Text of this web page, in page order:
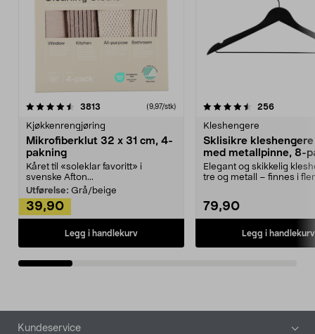
3813 anmeldelser(9,97/stk)
Kjøkkenrengjøring
Mikrofiberklut 32 x 31 cm, 4-
pakning
Kåret til «soleklar favoritt» i
svenske Afton...
Utførelse: Grå/beige
39,90
Legg i handlekurv
4.5av 5 stjerner 256
Kleshengere
Sklisikre
med metallpinne, 8-
Elegant og skikkelig
tre og metall – finnes i
79,90
Legg i handlekurv
4.5av 5 stjerner
Bunntekst
Kundeservice